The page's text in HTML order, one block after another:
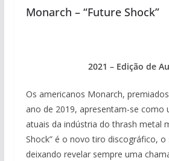
Monarch – “Future Shock”
2021 – Edição de
Os americanos Monarch,
ano de 2019, apresentam-se como
atuais da indústria do thrash metal
Shock” é o novo tiro discográfico, o
deixando revelar sempre uma